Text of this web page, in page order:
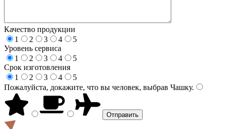
Качество продукции
1
2 3 4
5
Уровень сервиса
1
2 3 4
5
Срок изготовления
1
2 3 4
5
Пожалуйста, докажите, что вы человек, выбрав Чашку.